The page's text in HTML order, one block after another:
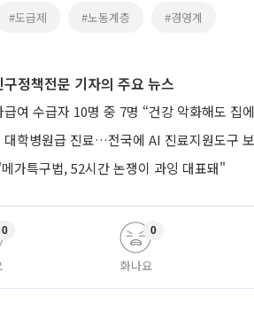
#도급제 #노동계층 #경영계
정책전문 기자의 주요 뉴스
급여 수급자 10명 중 7명 “건강 악화해도 집
대학병원급 진료…전국에 AI 진료지원도구
가특구법, 52시간 논쟁이 과잉 대표돼"
0
화나요
0